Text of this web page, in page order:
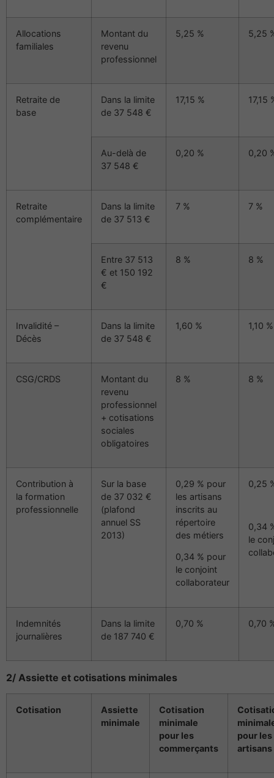
Allocations
familiales
Montant du
revenu
professionnel
5,25 % 5,25
Retraite de
base
Dans la limite
de 37 548 €
17,15 % 17,15
Au-delà de
37 548 €
0,20 % 0,20
Retraite
complémentaire
Dans la limite
de 37 513 €
7 % 7 %
Entre 37 513
€ et 150 192
€
8 % 8 %
Invalidité –
Décès
Dans la limite
de 37 548 €
1,60 % 1,10 %
CSG/CRDS
Montant du
revenu
professionnel
+ cotisations
sociales
obligatoires
8 % 8 %
Contribution à
la formation
professionnelle
Sur la base
de 37 032 €
(plafond
annuel SS
2013)
0,29 % pour
les artisans
inscrits au
répertoire
des métiers
0,34 % pour
le conjoint
collaborateur
0,25
0,34
le
Indemnités
journalières
Dans la limite
de 187 740 €
0,70 % 0,70
2/ Assiette et cotisations minimales
Cotisation
Assiette
minimale
Cotisation
minimale
pour les
commerçants
pour les
artisans